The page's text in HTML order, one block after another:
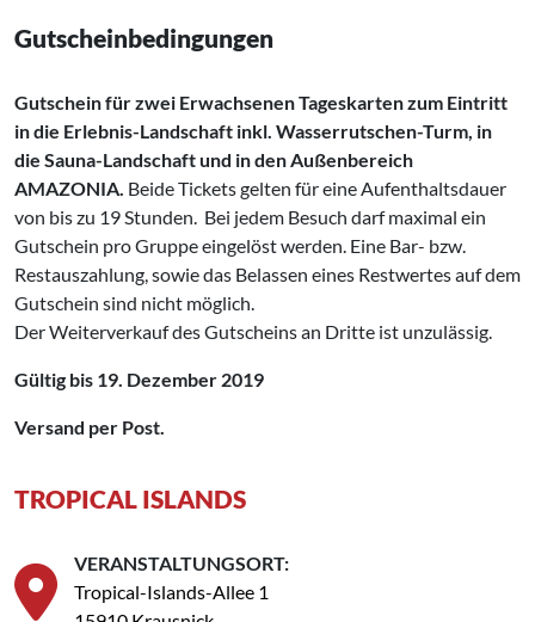
Gutscheinbedingungen
Gutschein für zwei Erwachsenen Tageskarten zum Eintritt
in die Erlebnis-Landschaft inkl. Wasserrutschen-Turm, in
die Sauna-Landschaft und in den Außenbereich
AMAZONIA. Beide Tickets gelten für eine Aufenthaltsdauer
von bis zu 19 Stunden. Bei jedem Besuch darf maximal ein
Gutschein pro Gruppe eingelöst werden. Eine Bar- bzw.
Restauszahlung, sowie das Belassen eines Restwertes auf dem
Gutschein sind nicht möglich.
Der Weiterverkauf des Gutscheins an Dritte ist unzulässig.
Gültig bis 19. Dezember 2019
Versand per Post.
TROPICAL ISLANDS
VERANSTALTUNGSORT:
Tropical-Islands-Allee 1